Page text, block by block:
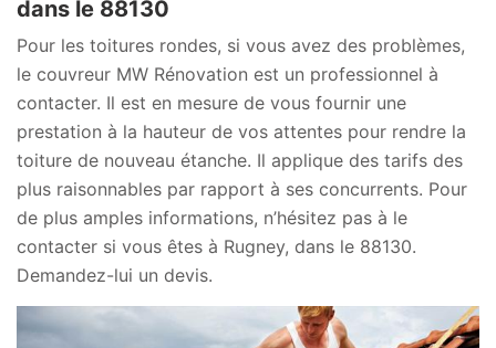
dans le 88130
Pour les toitures rondes, si vous avez des problèmes,
le couvreur MW Rénovation est un professionnel à
contacter. Il est en mesure de vous fournir une
prestation à la hauteur de vos attentes pour rendre la
toiture de nouveau étanche. Il applique des tarifs des
plus raisonnables par rapport à ses concurrents. Pour
de plus amples informations, n’hésitez pas à le
contacter si vous êtes à Rugney, dans le 88130.
Demandez-lui un devis.